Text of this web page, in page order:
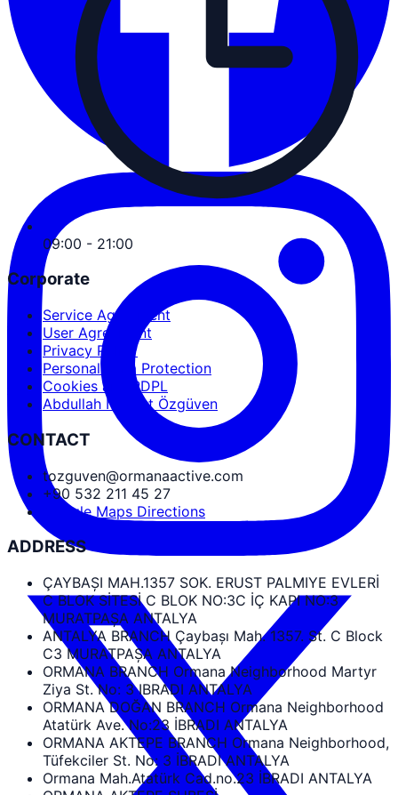
09:00 - 21:00
Corporate
Service Agreement
User Agreement
Privacy Policy
Personal Data Protection
Cookies and PDPL
Abdullah Nevzat Özgüven
CONTACT
tozguven@ormanaactive.com
+90 532 211 45 27
Google Maps Directions
ADDRESS
ÇAYBAŞI MAH.1357 SOK. ERUST PALMIYE EVLERİ
C BLOK SİTESİ C BLOK NO:3C İÇ KAPI NO:3
MURATPAŞA ANTALYA
ANTALYA BRANCH Çaybaşı Mah. 1357. St. C Block
C3 MURATPAŞA ANTALYA
ORMANA BRANCH Ormana Neighborhood Martyr
Ziya St. No: 3 IBRADI ANTALYA
ORMANA DOĞAN BRANCH Ormana Neighborhood
Atatürk Ave. No:23 İBRADI ANTALYA
ORMANA AKTEPE BRANCH Ormana Neighborhood,
Tüfekciler St. No: 3 İBRADI ANTALYA
Ormana Mah.Atatürk Cad.no.23 İBRADI ANTALYA